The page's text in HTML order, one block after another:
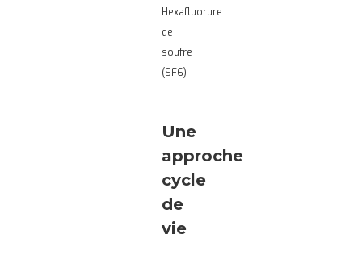
Hexafluorure
de
soufre
(SF6)
Une
approche
cycle
de
vie